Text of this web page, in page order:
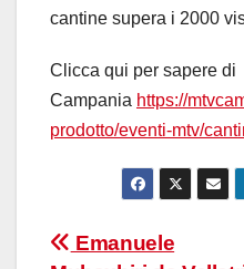
cantine supera i 2000
Clicca qui per sapere
Campania https://
prodotto/eventi-mtv/
Navigazione
Emanuele